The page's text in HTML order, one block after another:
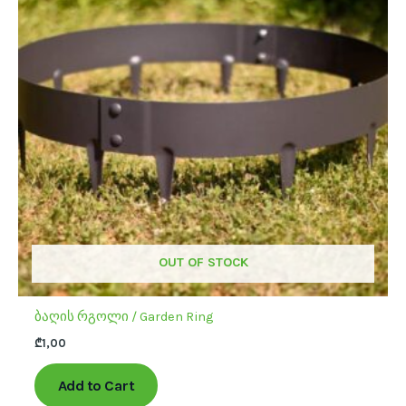
OUT OF STOCK
ბაღის რგოლი / Garden Ring
₾1,00
Add to Cart
variants.
options
may
on
the
product
page